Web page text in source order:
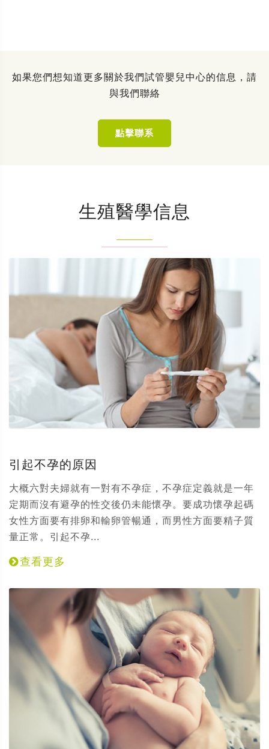
如果您們想知道更多關於我們試管嬰兒中心的信息，請
與我們聯絡
點擊聯系
生殖醫學信息
引起不孕的原因
大概六對夫婦就有一對有不孕症，不孕症定義就是一年
定期而沒有避孕的性交後仍未能懷孕。要成功懷孕起碼
女性方面要有排卵和輸卵管暢通，而男性方面要精子質
量正常。引起不孕...
查看更多